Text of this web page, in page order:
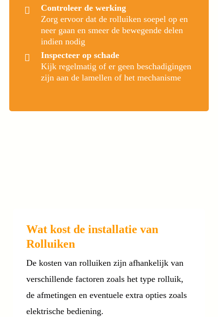
Controleer de werking
Zorg ervoor dat de rolluiken soepel op en
neer gaan en smeer de bewegende delen
indien nodig
Inspecteer op schade
Kijk regelmatig of er geen beschadigingen
zijn aan de lamellen of het mechanisme
Wat kost de installatie van
Rolluiken
De kosten van rolluiken zijn afhankelijk van
verschillende factoren zoals het type rolluik,
de afmetingen en eventuele extra opties zoals
elektrische bediening.